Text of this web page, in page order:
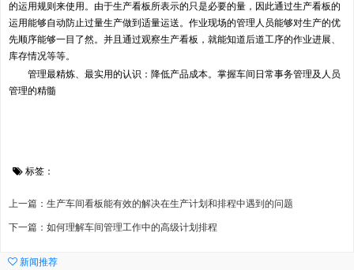
的运用规则来使用。由于生产看板所表示的只是必要的量，因此通过生产看板的
运用能够自动防止过量生产做到适量运送。作业现场的管理人员能够对生产的优
先顺序能够一目了然。并且通过观察生产看板，就能知道后道工序的作业进展、
库存情况等等。
管理最精炼、最实用的认识：降低产品成本。掌握车间日常事务管理及人员
管理的精髓
标签：
上一篇：生产车间看板能有效的解决在生产计划和排程中遇到的问题
下一篇：如何理解车间管理工作中的高级计划排程
新闻推荐